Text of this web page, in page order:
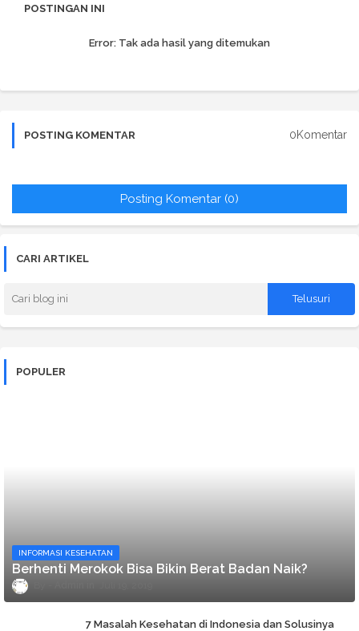
POSTINGAN INI
Error: Tak ada hasil yang ditemukan
POSTING KOMENTAR 0Komentar
Posting Komentar (0)
CARI ARTIKEL
POPULER
INFORMASI KESEHATAN
Berhenti Merokok Bisa Bikin Berat Badan Naik?
7 Masalah Kesehatan di Indonesia dan Solusinya